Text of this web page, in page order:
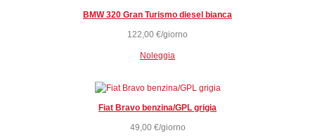
BMW 320 Gran Turismo diesel bianca
122,00 €/giorno
Noleggia
Fiat Bravo benzina/GPL grigia
49,00 €/giorno